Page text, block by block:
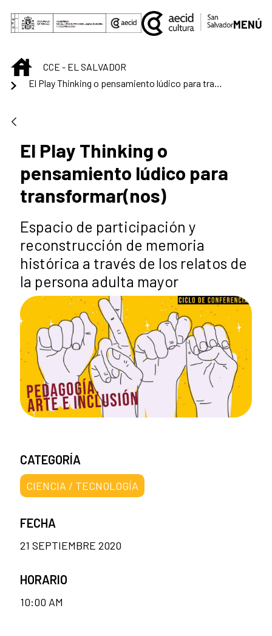
Saltar al contenido principal
MENÚ
INICIOCCE - EL SALVADOR
El Play Thinking o
pensamiento lúdico para
transformar(nos)
Espacio de participación y
reconstrucción de memoria
histórica a través de los relatos de
la persona adulta mayor
CATEGORÍA
CIENCIA / TECNOLOGÍA
FECHA
21 SEPTIEMBRE 2020
HORARIO
10:00 AM